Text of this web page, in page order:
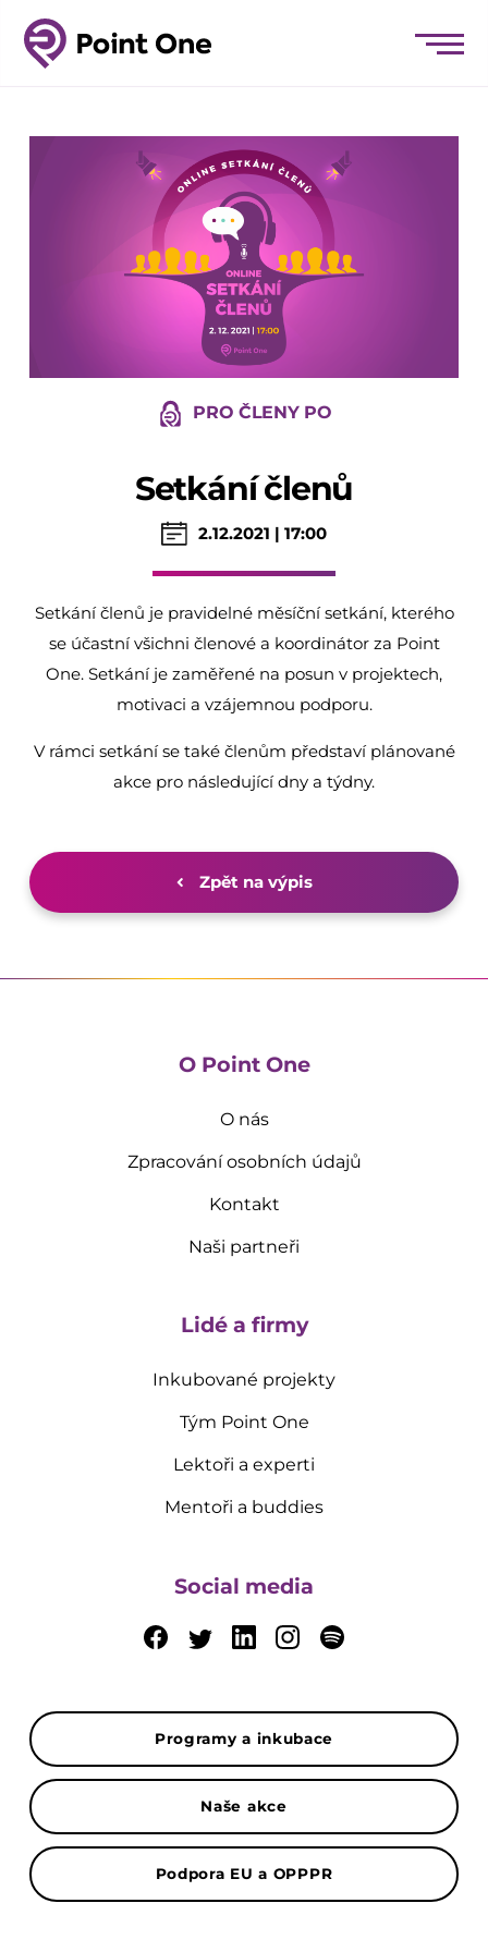
PRO ČLENY PO
Setkání členů
2.12.2021 | 17:00
Setkání členů je pravidelné měsíční setkání, kterého
se účastní všichni členové a koordinátor za Point
One. Setkání je zaměřené na posun v projektech,
motivaci a vzájemnou podporu.
V rámci setkání se také členům představí plánované
akce pro následující dny a týdny.
Zpět na výpis
O Point One
O nás
Zpracování osobních údajů
Kontakt
Naši partneři
Lidé a firmy
Inkubované projekty
Tým Point One
Lektoři a experti
Mentoři a buddies
Social media
Programy a inkubace
Naše akce
Podpora EU a OPPPR